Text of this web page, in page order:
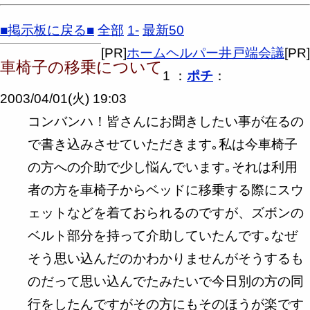
■掲示板に戻る■ 全部 1- 最新50
[PR]ホームヘルパー井戸端会議[PR]
車椅子の移乗について1 ： ポチ ：
2003/04/01(火) 19:03
コンバンハ！皆さんにお聞きしたい事が在るの
で書き込みさせていただきます｡私は今車椅子
の方への介助で少し悩んでいます｡それは利用
者の方を車椅子からベッドに移乗する際にスウ
ェットなどを着ておられるのですが、ズボンの
ベルト部分を持って介助していたんです｡なぜ
そう思い込んだのかわかりませんがそうするも
のだって思い込んでたみたいで今日別の方の同
行をしたんですがその方にもそのほうが楽です